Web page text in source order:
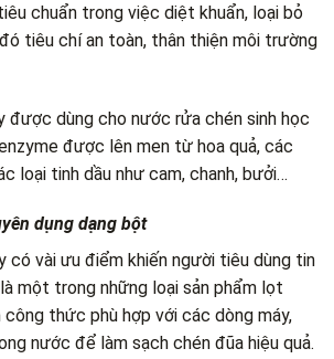
chuẩn trong việc diệt khuẩn, loại bỏ
tiêu chí an toàn, thân thiện môi trường
được dùng cho nước rửa chén sinh học
được lên men từ hoa quả, các
loại tinh dầu như cam, chanh, bưởi…
dụng dạng bột
có vài ưu điểm khiến người tiêu dùng tin
một trong những loại sản phẩm lọt
thức phù hợp với các dòng máy,
nước để làm sạch chén đũa hiệu quả.